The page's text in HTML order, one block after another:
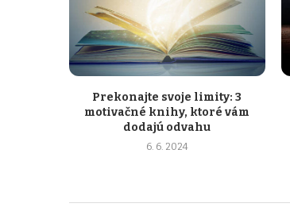
Prekonajte svoje limity: 3
motivačné knihy, ktoré vám
dodajú odvahu
6. 6. 2024